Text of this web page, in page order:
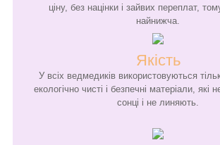
ціну, без націнки і зайвих переплат,
найнижча.
Якість
У всіх ведмедиків використовуються
екологічно чисті і безпечні матеріали, які
сонці і не линяють.